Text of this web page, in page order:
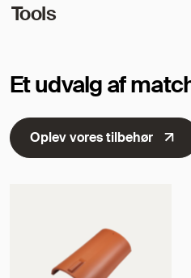
Tools
Et udvalg af
Oplev vores tilbehør